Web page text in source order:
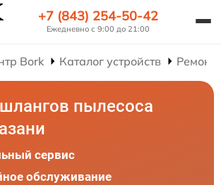
+7 (843) 254-50-42
Ежедневно с 9:00 до 21:00
Bork Каталог устройств Ремонт
пылесоса
сервис
обслуживание